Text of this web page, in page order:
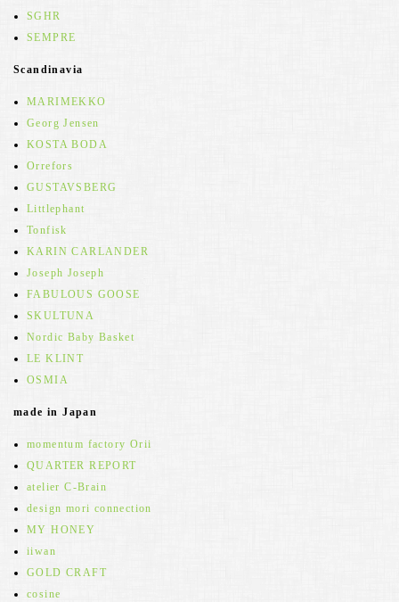
SGHR
SEMPRE
Scandinavia
MARIMEKKO
Georg Jensen
KOSTA BODA
Orrefors
GUSTAVSBERG
Littlephant
Tonfisk
KARIN CARLANDER
Joseph Joseph
FABULOUS GOOSE
SKULTUNA
Nordic Baby Basket
LE KLINT
OSMIA
made in Japan
momentum factory Orii
QUARTER REPORT
atelier C-Brain
design mori connection
MY HONEY
iiwan
GOLD CRAFT
cosine